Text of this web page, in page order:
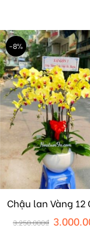
-8%
Chậu lan Vàng 12
M171
3.250.000₫